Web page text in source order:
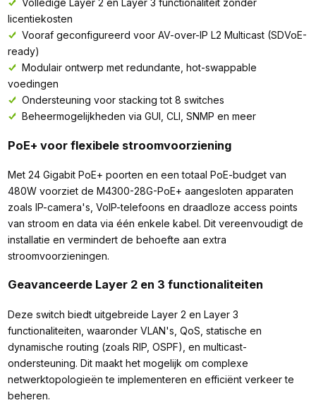
Volledige Layer 2 en Layer 3 functionaliteit zonder
licentiekosten
Vooraf geconfigureerd voor AV-over-IP L2 Multicast (SDVoE-
ready)
Modulair ontwerp met redundante, hot-swappable
voedingen
Ondersteuning voor stacking tot 8 switches
Beheermogelijkheden via GUI, CLI, SNMP en meer
PoE+ voor flexibele stroomvoorziening
Met 24 Gigabit PoE+ poorten en een totaal PoE-budget van
480W voorziet de M4300-28G-PoE+ aangesloten apparaten
zoals IP-camera's, VoIP-telefoons en draadloze access points
van stroom en data via één enkele kabel. Dit vereenvoudigt de
installatie en vermindert de behoefte aan extra
stroomvoorzieningen.​
Geavanceerde Layer 2 en 3 functionaliteiten
Deze switch biedt uitgebreide Layer 2 en Layer 3
functionaliteiten, waaronder VLAN's, QoS, statische en
dynamische routing (zoals RIP, OSPF), en multicast-
ondersteuning. Dit maakt het mogelijk om complexe
netwerktopologieën te implementeren en efficiënt verkeer te
beheren.​